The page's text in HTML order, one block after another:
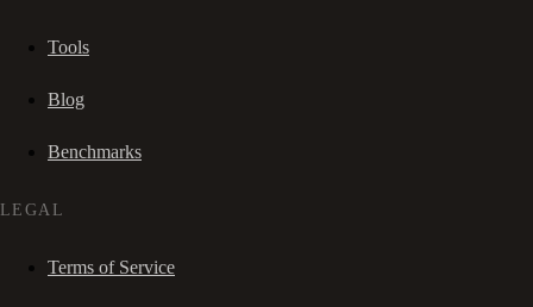
Tools
Blog
Benchmarks
LEGAL
Terms of Service